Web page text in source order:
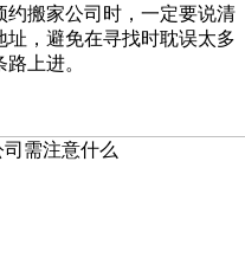
搬家公司时，一定要说清
址，避免在寻找时耽误太多
上进。